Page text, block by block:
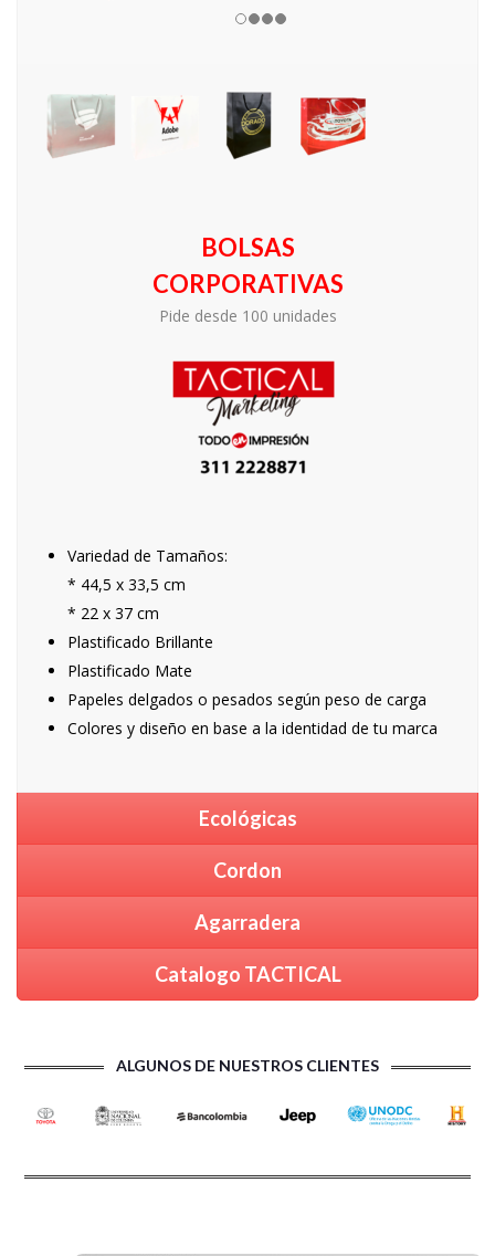
BOLSAS
CORPORATIVAS
Pide desde 100 unidades
Variedad de Tamaños:
* 44,5 x 33,5 cm
* 22 x 37 cm
Plastificado Brillante
Plastificado Mate
Papeles delgados o pesados según peso de carga
Colores y diseño en base a la identidad de tu marca
Ecológicas
Cordon
Agarradera
Catalogo TACTICAL
ALGUNOS DE NUESTROS CLIENTES